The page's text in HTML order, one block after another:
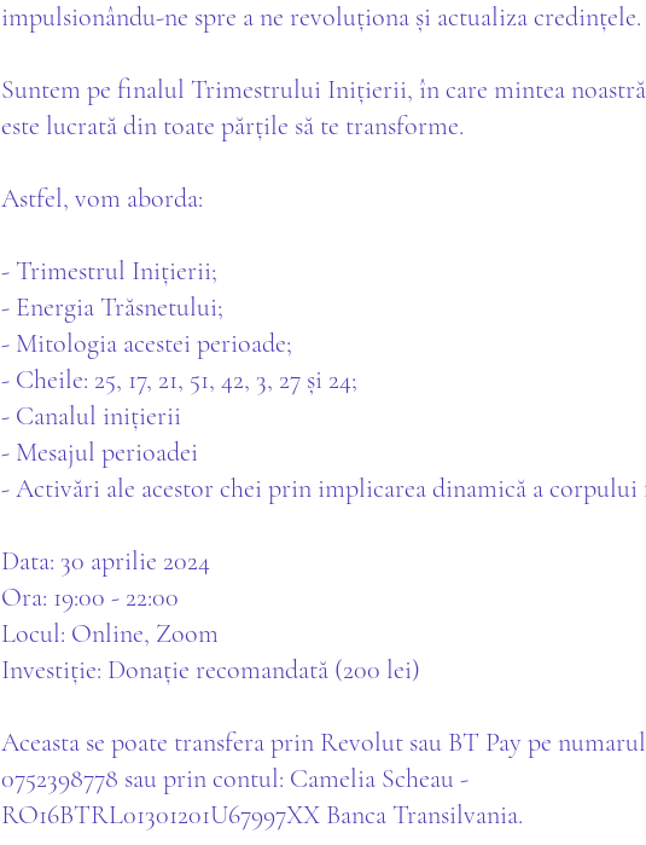
impulsionându-ne spre a ne revoluționa și actualiza credințele.
Suntem pe finalul Trimestrului Inițierii, în care mintea
este lucrată din toate părțile să te transforme.
Astfel, vom aborda:
- Trimestrul Inițierii;
- Energia Trăsnetului;
- Mitologia acestei perioade;
- Cheile: 25, 17, 21, 51, 42, 3, 27 și 24;
- Canalul inițierii
- Mesajul perioadei
- Activări ale acestor chei prin implicarea dinamică a corpului
Data: 30 aprilie 2024
Ora: 19:00 - 22:00
Locul: Online, Zoom
Investiție: Donație recomandată (200 lei)
Aceasta se poate transfera prin Revolut sau BT Pay pe numarul
0752398778 sau prin contul: Camelia Scheau -
RO16BTRL01301201U67997XX Banca Transilvania.